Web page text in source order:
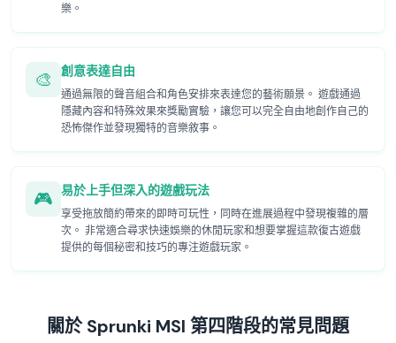
樂。
🎨 創意表達自由
通過無限的聲音組合和角色安排來表達您的藝術願景。 遊戲通過
隱藏內容和特殊效果來獎勵實驗，讓您可以完全自由地創作自己的
恐怖傑作並發現獨特的音樂敘事。
🎮 易於上手但深入的遊戲玩法
享受拖放簡約帶來的即時可玩性，同時在進展過程中發現複雜的層
次。 非常適合尋求快速娛樂的休閒玩家和想要掌握這款復古遊戲
提供的每個秘密和技巧的專注遊戲玩家。
關於 Sprunki MSI 第四階段的常見問題